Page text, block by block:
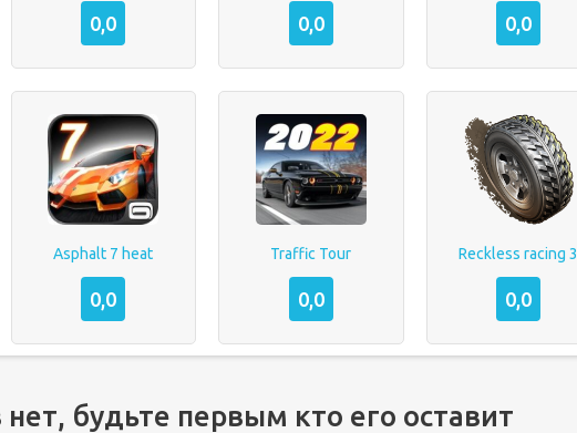
0,0 0,0 0,0
Asphalt 7 heat
0,0
Traffic Tour
0,0
Reckless racing 3
0,0
будьте первым кто его оставит